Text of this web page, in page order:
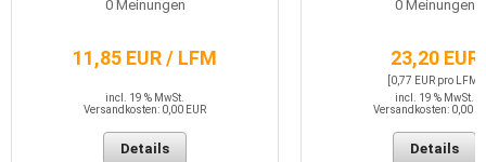
0Meinungen
11,85 EUR / LFM
incl. 19 % MwSt.
Versandkosten: 0,00 EUR
Details
0Meinungen
23,20 EUR
[0,77 EUR pro LFM]
incl. 19 % MwSt.
Versandkosten: 0,00
Details